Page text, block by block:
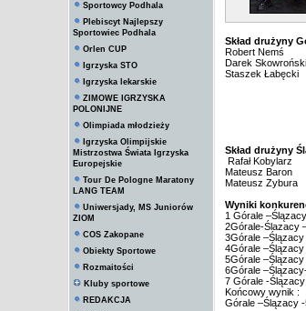
Sportowcy Podhala
Plebiscyt Najlepszy
Sportowiec Podhala
Orlen CUP
Igrzyska STO
Igrzyska lekarskie
ZIMOWE IGRZYSKA
POLONIJNE
Olimpiada młodzieży
Igrzyska Olimpijskie
Mistrzostwa Świata Igrzyska
Europejskie
Tour De Pologne Maratony
LANG TEAM
Uniwersjady, MS Juniorów
ZIOM
COS Zakopane
Obiekty Sportowe
Rozmaitości
Kluby sportowe
REDAKCJA
Skład drużyny
Robert Nemś
Darek Skowroński
Staszek Łabęcki
Skład drużyny
Rafał Kobylarz
Mateusz Baron
Mateusz Zybura
Wyniki
1 Górale
2Górale-Ślazacy
3Górale
4Górale
5Górale
6Górale
7 Górale -
Końcowy wynik :
Górale –Ślązacy